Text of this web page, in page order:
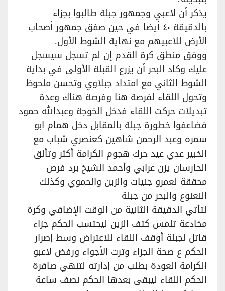
يذكر أن لاعبي وجمهور جبلة طالبوا بجزاء
بالدقيقة ٤٠ أيضا في حين صفق جمهور أصحاب
الأرض للاعبيهم مع نهاية الشوط الأول.
ووفق منطق كرة القدم إن لم تسجل سيسجل
عليك وكاد البحر أن يزرع القبلة الأولى في بداية
الشوط الثاني مع امتداد جبلاوي وتحسن ملحوظ
وتحول اللقاء لفرصة هنا وفرصة هناك وعدة
تبديلات حركت اللقاء فدخل الخوجة وعبدالله حمود
فضاعفوا خطورة جبلة بالمقابل دخل همام ابو
سمره وعبد الرحمن شاهين كعنصري شباب مع
الخبير عدي عيد حرك هجوم الكرامة أكثر وتألق
الحارسان يزن عرابي وأحمد الشيخ برد فرص
محققة لعمرو جنيات والزين والحموي وكذلك
النعنوع والبحر من جبلة
لتأتي الدقيقة الثانية من الوقت الإضافي وكرة
مخادعة تلمس كتف الزين ليحتسب الحكم جزاء
قاتل لجبلة أوقف اللقاء للاعتراض وسط إصرار
الحكم ع صحة الجزاء وترت الأجواء ورفض لاعبو
الكرامة العودة بطلب من إدارته لتنهي صافرة
الحكم اللقاء ليبقى بعدها الحكم نصف ساعة